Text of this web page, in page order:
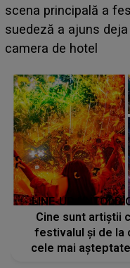
luat prin surprindere
BĂIATUL VIZAT de
faptului împlinit, A
LINE-UP UNTOLD
Cine sunt artiștii
festivalul și de la
cele mai